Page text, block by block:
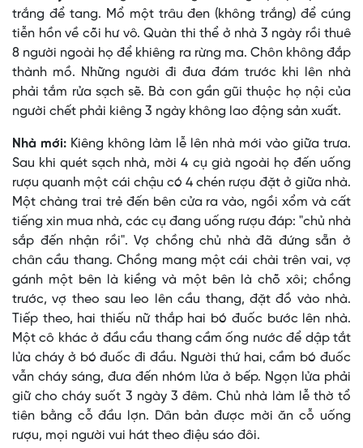
trắng để tang. Mổ một trâu đen (không trắng) để cúng
tiễn hồn về cõi hư vô. Quàn thi thể ở nhà 3 ngày rồi thuê
8 người ngoài họ để khiêng ra rừng ma. Chôn không đắp
thành mồ. Những người đi đưa đám trước khi lên nhà
phải tắm rửa sạch sẽ. Bà con gần gũi thuộc họ nội của
người chết phải kiêng 3 ngày không lao động sản xuất.
Nhà mới: Kiêng không làm lễ lên nhà mới vào giữa trưa.
Sau khi quét sạch nhà, mời 4 cụ già ngoài họ đến uống
rượu quanh một cái chậu có 4 chén rượu đặt ở giữa nhà.
Một chàng trai trẻ đến bên cửa ra vào, ngồi xổm và cất
tiếng xin mua nhà, các cụ đang uống rượu đáp: "chủ nhà
sắp đến nhận rồi". Vợ chồng chủ nhà đã đứng sẵn ở
chân cầu thang. Chồng mang một cái chài trên vai, vợ
gánh một bên là kiềng và một bên là chõ xôi; chồng
trước, vợ theo sau leo lên cầu thang, đặt đồ vào nhà.
Tiếp theo, hai thiếu nữ thắp hai bó đuốc bước lên nhà.
Một cô khác ở đầu cầu thang cầm ống nước để dập tắt
lửa cháy ở bó đuốc đi đầu. Người thứ hai, cầm bó đuốc
vẫn cháy sáng, đưa đến nhóm lửa ở bếp. Ngọn lửa phải
giữ cho cháy suốt 3 ngày 3 đêm. Chủ nhà làm lễ thờ tổ
tiên bằng cỗ đầu lợn. Dân bản được mời ăn cỗ uống
rượu, mọi người vui hát theo điệu sáo đôi.